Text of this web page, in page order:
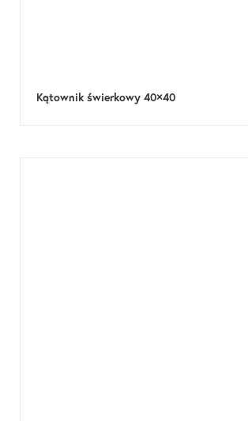
Kątownik świerkowy 40×40